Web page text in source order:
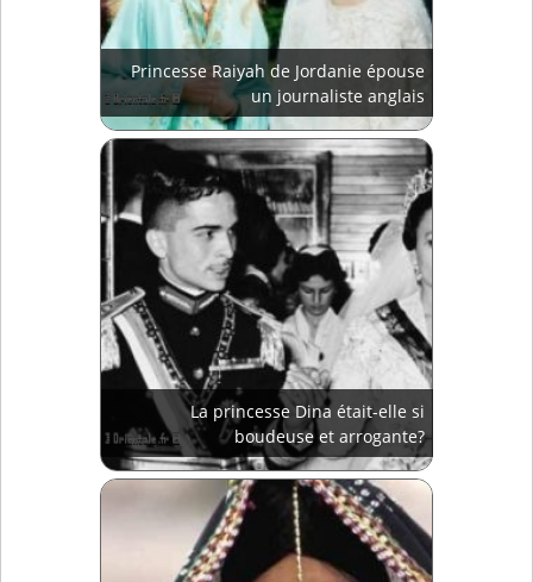
Princesse Raiyah de Jordanie épouse
un journaliste anglais
La princesse Dina était-elle si
boudeuse et arrogante?